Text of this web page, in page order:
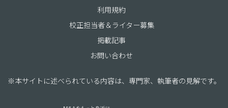
利用規約
校正担当者＆ライター募集
掲載記事
お問い合わせ
※本サイトに述べられている内容は、専門家、執筆者の見解です。